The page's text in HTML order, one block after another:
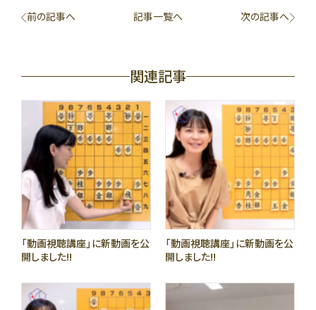
前の記事へ 記事一覧へ 次の記事へ
関連記事
「動画視聴講座」に新動画を公
開しました!!
「動画視聴講座」に新動画を公
開しました!!